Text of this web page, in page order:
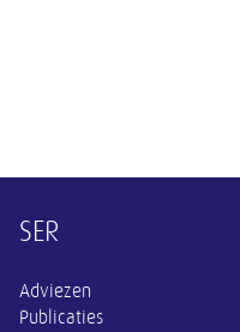
Overige
SER
Adviezen
Publicaties